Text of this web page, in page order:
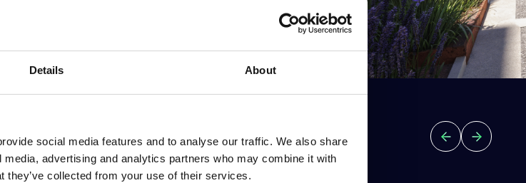
Details About
social media features and to analyse our traffic. We also share
advertising and analytics partners who may combine it with
they’ve collected from your use of their services.